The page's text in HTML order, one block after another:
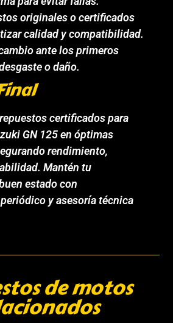
originales o certificados
calidad y compatibilidad.
ante los primeros
o daño.
certificados para
GN 125 en óptimas
rendimiento,
Mantén tu
estado con
y asesoría técnica
de motos